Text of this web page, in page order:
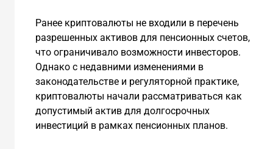
Ранее криптовалюты не входили в перечень
разрешенных активов для пенсионных счетов,
что ограничивало возможности инвесторов.
Однако с недавними изменениями в
законодательстве и регуляторной практике,
криптовалюты начали рассматриваться как
допустимый актив для долгосрочных
инвестиций в рамках пенсионных планов.